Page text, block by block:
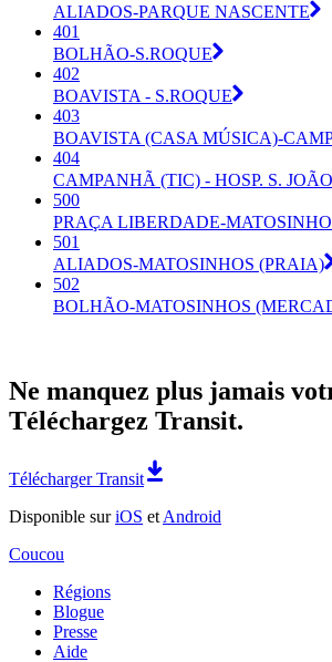
ALIADOS-PARQUE NASCENTE
401
BOLHÃO-S.ROQUE
402
BOAVISTA - S.ROQUE
403
BOAVISTA (CASA MÚSICA)-
404
CAMPANHÃ (TIC) - HOSP. S. JOÃO
500
PRAÇA LIBERDADE-
501
ALIADOS-MATOSINHOS (PRAIA)
502
BOLHÃO-MATOSINHOS
Ne manquez plus jamais
Téléchargez Transit.
Télécharger Transit
Disponible suriOS et Android
Coucou
Régions
Blogue
Presse
Aide